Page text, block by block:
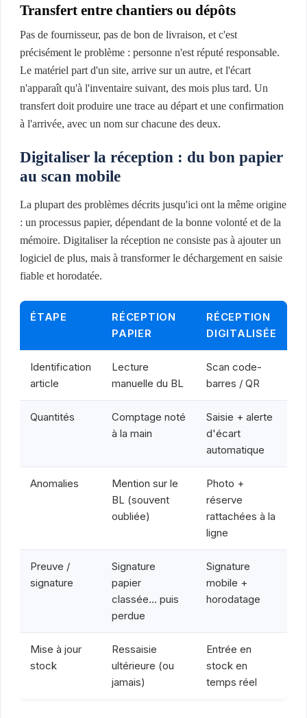
Transfert entre chantiers ou dépôts
Pas de fournisseur, pas de bon de livraison, et c'est
précisément le problème : personne n'est réputé responsable.
Le matériel part d'un site, arrive sur un autre, et l'écart
n'apparaît qu'à l'inventaire suivant, des mois plus tard. Un
transfert doit produire une trace au départ et une confirmation
à l'arrivée, avec un nom sur chacune des deux.
Digitaliser la réception : du bon papier
au scan mobile
La plupart des problèmes décrits jusqu'ici ont la même origine
: un processus papier, dépendant de la bonne volonté et de la
mémoire. Digitaliser la réception ne consiste pas à ajouter un
logiciel de plus, mais à transformer le déchargement en saisie
fiable et horodatée.
ÉTAPE
RÉCEPTION
PAPIER
RÉCEPTION
DIGITALISÉE
Identification
article
Lecture
manuelle du BL
Scan code-
barres / QR
Quantités
Comptage noté
à la main
Saisie + alerte
d'écart
automatique
Anomalies
Mention sur le
BL (souvent
oubliée)
Photo +
réserve
rattachées à la
ligne
Preuve /
signature
Signature
papier
classée… puis
perdue
Signature
mobile +
horodatage
Mise à jour
stock
Ressaisie
ultérieure (ou
jamais)
Entrée en
stock en
temps réel